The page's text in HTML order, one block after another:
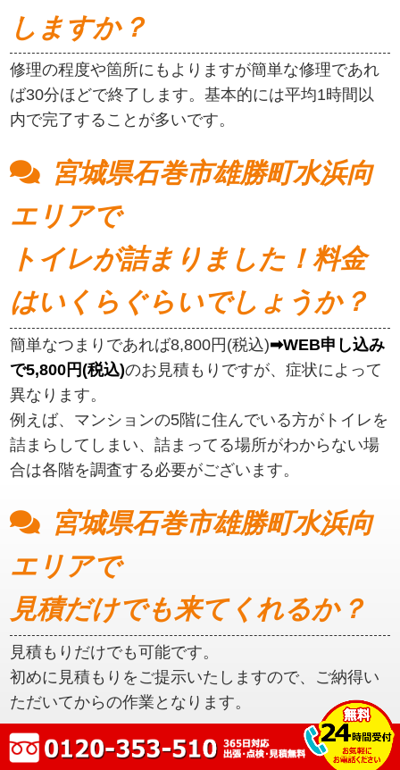
しますか？
修理の程度や箇所にもよりますが簡単な修理であれ
ば30分ほどで終了します。基本的には平均1時間以
内で完了することが多いです。
宮城県石巻市雄勝町水浜向
エリアで
トイレが詰まりました！料金
はいくらぐらいでしょうか？
簡単なつまりであれば8,800円(税込)➡WEB申し込み
で5,800円(税込)のお見積もりですが、症状によって
異なります。
例えば、マンションの5階に住んでいる方がトイレを
詰まらしてしまい、詰まってる場所がわからない場
合は各階を調査する必要がございます。
宮城県石巻市雄勝町水浜向
エリアで
見積だけでも来てくれるか？
見積もりだけでも可能です。
初めに見積もりをご提示いたしますので、ご納得い
ただいてからの作業となります。
宮城県石巻市雄勝町水浜向